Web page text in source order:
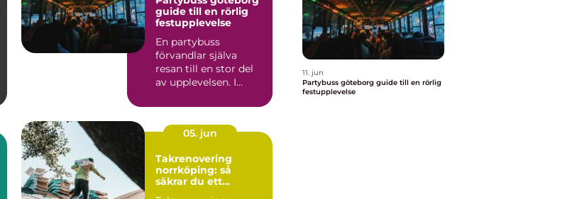
guide till en rörlig
festupplevelse
En partybuss
förvandlar själva
resan till en stor del
av upplevelsen. I
sig ...
05. jun
Takrenovering
norrköping: så
säkrar du ett
11. jun
Partybuss göteborg guide till en rörlig
festupplevelse